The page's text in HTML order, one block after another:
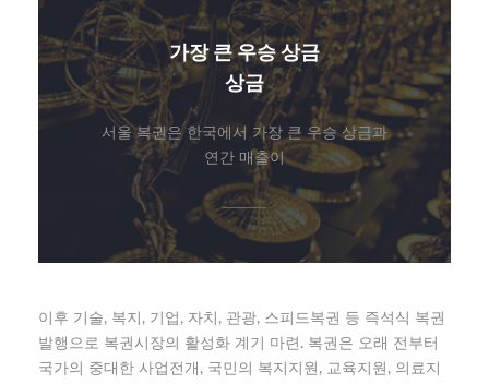
가장 큰 우승 상금
상금
서울 복권은 한국에서 가장 큰 우승 상금과
연간 매출이
이후 기술, 복지, 기업, 자치, 관광, 스피드복권 등 즉석식 복권
발행으로 복권시장의 활성화 계기 마련. 복권은 오래 전부터
국가의 중대한 사업전개, 국민의 복지지원, 교육지원, 의료지